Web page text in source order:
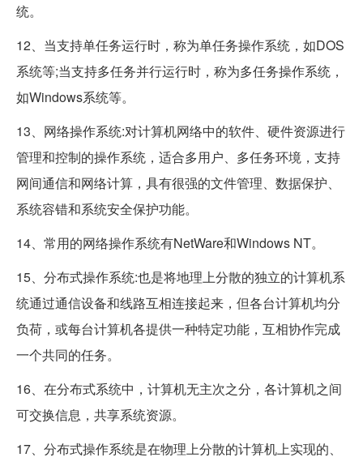
统。
12、当支持单任务运行时，称为单任务操作系统，如DOS
系统等;当支持多任务并行运行时，称为多任务操作系统，
如Windows系统等。
13、网络操作系统:对计算机网络中的软件、硬件资源进行
管理和控制的操作系统，适合多用户、多任务环境，支持
网间通信和网络计算，具有很强的文件管理、数据保护、
系统容错和系统安全保护功能。
14、常用的网络操作系统有NetWare和Windows NT。
15、分布式操作系统:也是将地理上分散的独立的计算机系
统通过通信设备和线路互相连接起来，但各台计算机均分
负荷，或每台计算机各提供一种特定功能，互相协作完成
一个共同的任务。
16、在分布式系统中，计算机无主次之分，各计算机之间
可交换信息，共享系统资源。
17、分布式操作系统是在物理上分散的计算机上实现的、